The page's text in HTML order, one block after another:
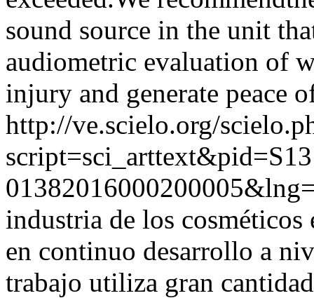
sound source in the unit
audiometric evaluation of
injury and generate peace
http://ve.scielo.org/
industria de los
en continuo desarrollo a
trabajo utiliza gran